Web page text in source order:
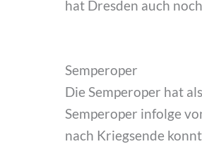
hat Dresden auch
Semperoper
Die Semperoper hat
Semperoper infolge
nach Kriegsende